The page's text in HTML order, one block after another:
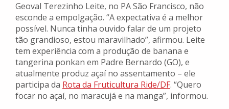
Geoval Terezinho Leite, no PA São Francisco, não
esconde a empolgação. “A expectativa é a melhor
possível. Nunca tinha ouvido falar de um projeto
tão grandioso, estou maravilhado”, afirmou. Leite
tem experiência com a produção de banana e
tangerina ponkan em Padre Bernardo (GO), e
atualmente produz açaí no assentamento – ele
participa da Rota da Fruticultura Ride/DF. “Quero
focar no açaí, no maracujá e na manga”, informou.